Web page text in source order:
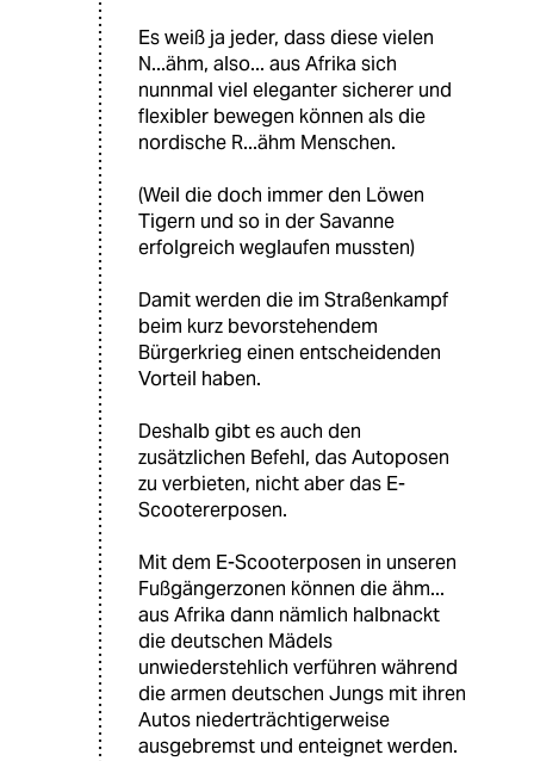
Es weiß ja jeder, dass diese vielen
N...ähm, also... aus Afrika sich
nunnmal viel eleganter sicherer und
flexibler bewegen können als die
nordische R...ähm Menschen.
(Weil die doch immer den Löwen
Tigern und so in der Savanne
erfolgreich weglaufen mussten)
Damit werden die im Straßenkampf
beim kurz bevorstehendem
Bürgerkrieg einen entscheidenden
Vorteil haben.
Deshalb gibt es auch den
zusätzlichen Befehl, das Autoposen
zu verbieten, nicht aber das E-
Scootererposen.
Mit dem E-Scooterposen in unseren
Fußgängerzonen können die ähm...
aus Afrika dann nämlich halbnackt
die deutschen Mädels
unwiederstehlich verführen während
die armen deutschen Jungs mit ihren
Autos niederträchtigerweise
ausgebremst und enteignet werden.